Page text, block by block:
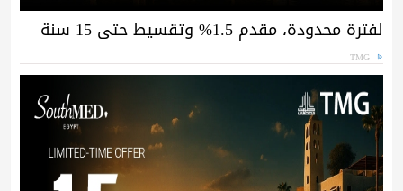
لفترة محدودة، مقدم 1.5% وتقسيط حتى 15 سنة
TMG